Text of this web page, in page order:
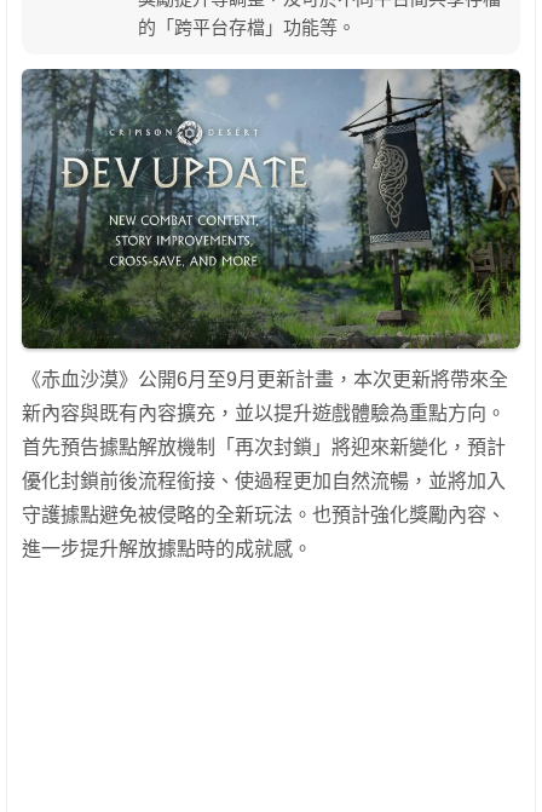
的「跨平台存檔」功能等。
《赤血沙漠》公開6月至9月更新計畫，本次更新將帶來全
新內容與既有內容擴充，並以提升遊戲體驗為重點方向。
首先預告據點解放機制「再次封鎖」將迎來新變化，預計
優化封鎖前後流程銜接、使過程更加自然流暢，並將加入
守護據點避免被侵略的全新玩法。也預計強化獎勵內容、
進一步提升解放據點時的成就感。